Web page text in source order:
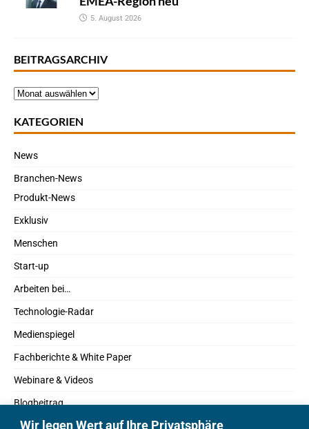
Wir legen Wert auf Ihre Privatsphäre
5. August 2026
BEITRAGSARCHIV
KATEGORIEN
News
Branchen-News
Produkt-News
Exklusiv
Menschen
Start-up
Arbeiten bei…
Technologie-Radar
Medienspiegel
Fachberichte & White Paper
Webinare & Videos
Blogbeitrag
Fachbücher